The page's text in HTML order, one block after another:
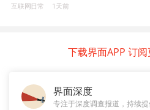
互联网日常 1天前
下载界面APP 订
界面深度
专注于深度调查报道，持续